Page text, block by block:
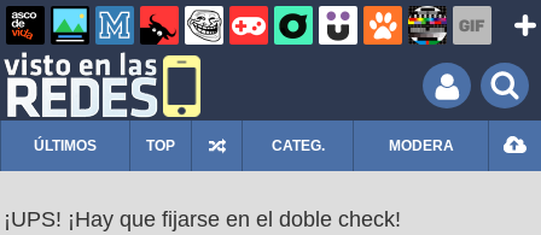
ÚLTIMOS TOP CATEG. MODERA
¡UPS! ¡Hay que fijarse en el doble check!